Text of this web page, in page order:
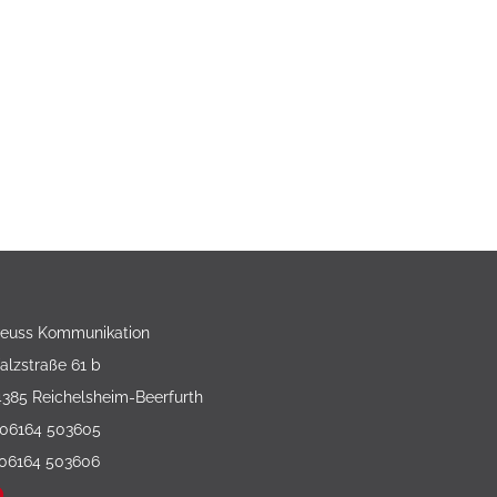
Kommunikation
61 b
Reichelsheim-Beerfurth
503605
503606